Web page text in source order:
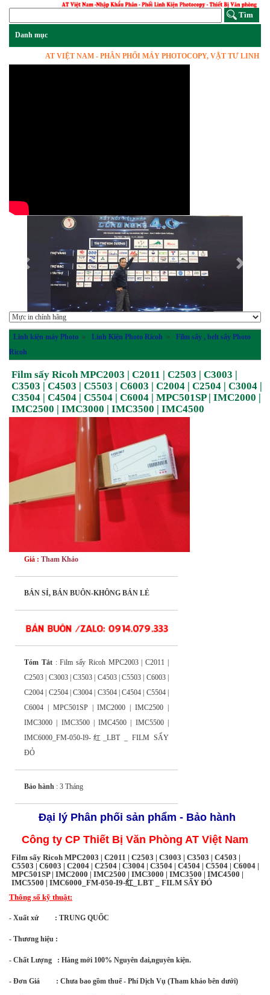
AT VIỆT NAM - PHÂN PHỐI MÁY PHOTOCOPY, VẬT TƯ LINH
Previous Next
Linh kiện máy Photo » Linh Kiện Photo Ricoh »
Film sấy , belt sấy Photo
Ricoh
Film sấy Ricoh MPC2003 | C2011 | C2503 | C3003 |
C3503 | C4503 | C5503 | C6003 | C2004 | C2504 | C3004 |
C3504 | C4504 | C5504 | C6004 | MPC501SP | IMC2000 |
IMC2500 | IMC3000 | IMC3500 | IMC4500
Giá : Tham Khảo
BÁN SỈ, BÁN BUÔN-KHÔNG BÁN LẺ
Tóm Tắt: Film sấy Ricoh MPC2003 | C2011 |
C2503 | C3003 | C3503 | C4503 | C5503 | C6003 |
C2004 | C2504 | C3004 | C3504 | C4504 | C5504 |
C6004 | MPC501SP | IMC2000 | IMC2500 |
IMC3000 | IMC3500 | IMC4500 | IMC5500 |
IMC6000_FM-050-I9-红_LBT _ FILM SẤY
ĐỎ
Bảo hành : 3 Tháng
Đại lý Phân phối sản phẩm - Bảo hành
Công ty CP Thiết Bị Văn Phòng AT Việt Nam
Film sấy Ricoh MPC2003 | C2011 | C2503 | C3003 | C3503 | C4503 |
C5503 | C6003 | C2004 | C2504 | C3004 | C3504 | C4504 | C5504 | C6004 |
MPC501SP | IMC2000 | IMC2500 | IMC3000 | IMC3500 | IMC4500 |
IMC5500 | IMC6000_FM-050-I9-红_LBT _ FILM SẤY ĐỎ
Thông số kỹ thuật:
- Xuất xứ : TRUNG QUỐC
- Thương hiệu :
- Chất Lượng : Hàng mới 100% Nguyên đai,nguyên kiện.
- Đơn Giá : Chưa bao gồm thuế - Phí Dịch Vụ (Tham khảo bên dưới)